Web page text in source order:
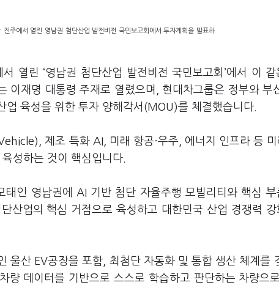
주에서 열린 영남권 첨단산업 발전비전 국민보고회에서 투자계획을 발표하
열린 ‘영남권 첨단산업 발전비전 국민보고회’에서 이 같
이재명 대통령 주재로 열렸으며, 현대차그룹은 정부와 부
업 육성을 위한 투자 양해각서(MOU)를 체결했습니다.
제조 특화 AI, 미래 항공·우주, 에너지 인프라 등 미
성하는 것이 핵심입니다.
태인 영남권에 AI 기반 첨단 자율주행 모빌리티와 핵심 부
산업의 핵심 거점으로 육성하고 대한민국 산업 경쟁력 강
산 EV공장을 포함, 최첨단 자동화 및 통합 생산 체계를
량 데이터를 기반으로 스스로 학습하고 판단하는 차량으